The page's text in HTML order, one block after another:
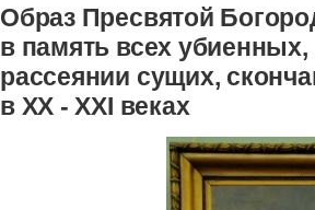
Образ Пресвятой
в память всех
рассеянии сущих,
в XX - XXI веках